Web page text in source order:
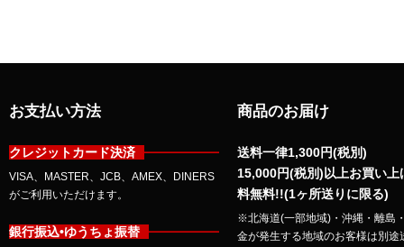
お支払い方法
クレジットカード決済
VISA、MASTER、JCB、AMEX、DINERS
がご利用いただけます。
銀行振込•ゆうちょ振替
商品のお届け
送料一律1,300円(税別)
15,000円(税別)以上お買い上
料無料!!(1ヶ所送りに限る)
※北海道(一部地域)・沖縄・離島
金が発生する地域のお客様は別途